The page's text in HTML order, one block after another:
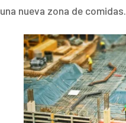
una nueva zona de comidas.